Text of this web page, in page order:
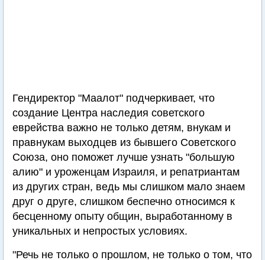
Гендиректор "Маалот" подчеркивает, что
создание Центра наследия советского
еврейства важно не только детям, внукам и
правнукам выходцев из бывшего Советского
Союза, оно поможет лучше узнать "большую
алию" и уроженцам Израиля, и репатриантам
из других стран, ведь мы слишком мало знаем
друг о друге, слишком беспечно относимся к
бесценному опыту общин, выработанному в
уникальных и непростых условиях.
"Речь не только о прошлом, не только о том, что